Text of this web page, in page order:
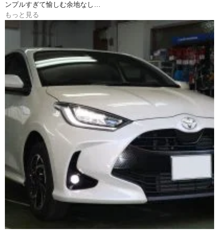
ンプルすぎて愉しむ余地なし…
もっと見る